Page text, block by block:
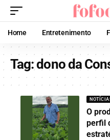
Home Entretenimento
Tag:dono da
O
perfil